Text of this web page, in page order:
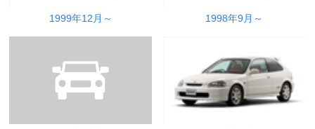
1999年12月～ 1998年9月～